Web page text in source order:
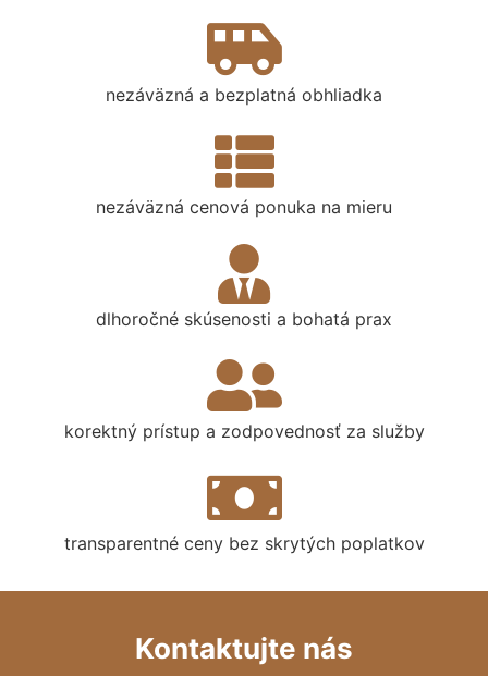
nezáväzná a bezplatná obhliadka
nezáväzná cenová ponuka na mieru
dlhoročné skúsenosti a bohatá prax
korektný prístup a zodpovednosť za služby
transparentné ceny bez skrytých poplatkov
Kontaktujte nás